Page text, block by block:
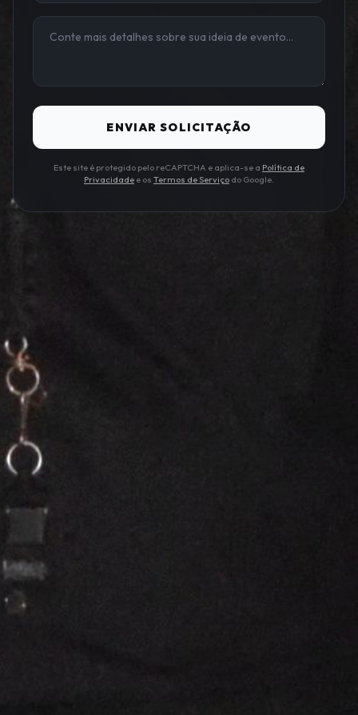
ENVIAR SOLICITAÇÃO
Este site é protegido pelo reCAPTCHA e aplica-se a Política de
Privacidade e os Termos de Serviço do Google.